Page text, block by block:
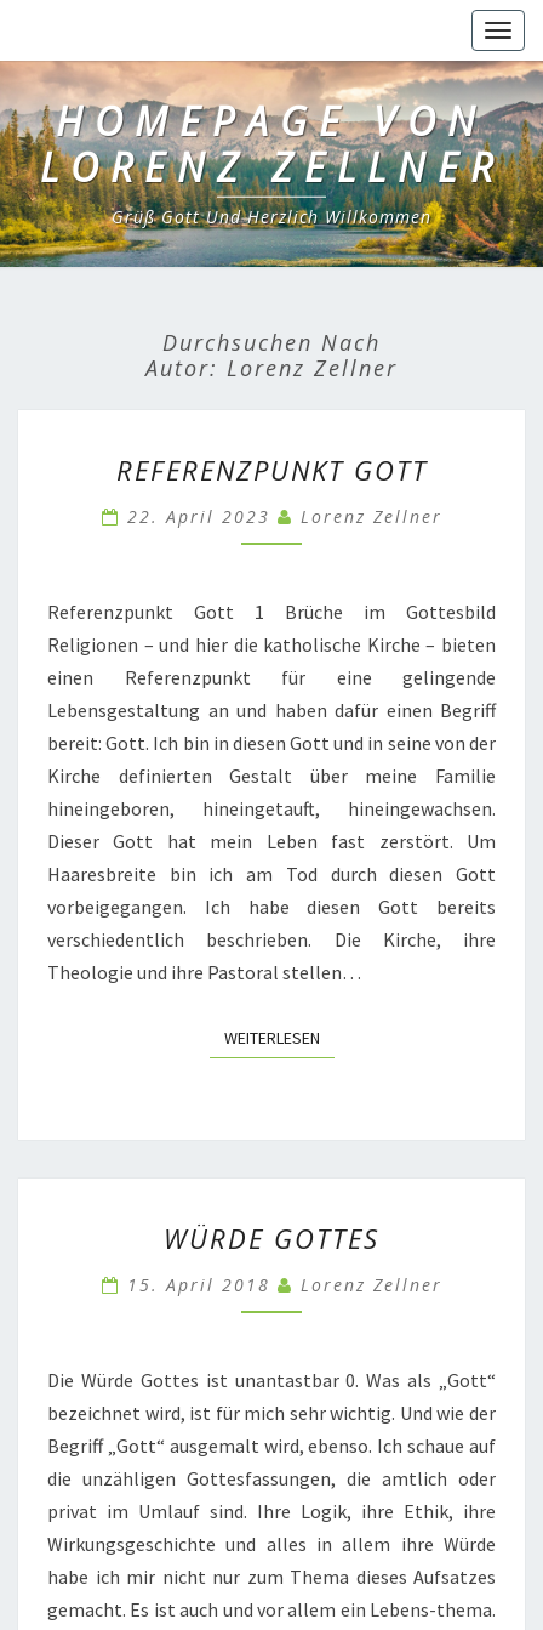
HOMEPAGE VON
LORENZ ZELLNER
Grüß Gott Und Herzlich Willkommen
Durchsuchen Nach
Autor: Lorenz Zellner
GOTT
REFERENZPUNKT GOTT
22. April 2023 Lorenz Zellner
Referenzpunkt Gott 1 Brüche im Gottesbild
Religionen – und hier die katholische Kirche – bieten
einen Referenzpunkt für eine gelingende
Lebensgestaltung an und haben dafür einen Begriff
bereit: Gott. Ich bin in diesen Gott und in seine von der
Kirche definierten Gestalt über meine Familie
hineingeboren, hineingetauft, hineingewachsen.
Dieser Gott hat mein Leben fast zerstört. Um
Haaresbreite bin ich am Tod durch diesen Gott
vorbeigegangen. Ich habe diesen Gott bereits
verschiedentlich beschrieben. Die Kirche, ihre
Theologie und ihre Pastoral stellen…
WEITERLESENWEITERLESEN
GOTTES
WÜRDE GOTTES
15. April 2018 Lorenz Zellner
Die Würde Gottes ist unantastbar 0. Was als „Gott“
bezeichnet wird, ist für mich sehr wichtig. Und wie der
Begriff „Gott“ ausgemalt wird, ebenso. Ich schaue auf
die unzähligen Gottesfassungen, die amtlich oder
privat im Umlauf sind. Ihre Logik, ihre Ethik, ihre
Wirkungsgeschichte und alles in allem ihre Würde
habe ich mir nicht nur zum Thema dieses Aufsatzes
gemacht. Es ist auch und vor allem ein Lebens-thema.